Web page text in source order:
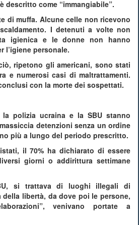
descritto come “immangiabile”.
di muffa. Alcune celle non ricevono
I detenuti a volte non
igienica e le donne non hanno
l’igiene personale.
ripetono gli americani, sono stati
e numerosi casi di maltrattamenti.
con la morte dei sospettati.
polizia ucraina e la SBU stanno
detenzioni senza un ordine
più a lungo del periodo prescritto.
il 70% ha dichiarato di essere
giorni o addirittura settimane
si trattava di luoghi illegali di
della libertà, da dove poi le persone,
venivano portate a